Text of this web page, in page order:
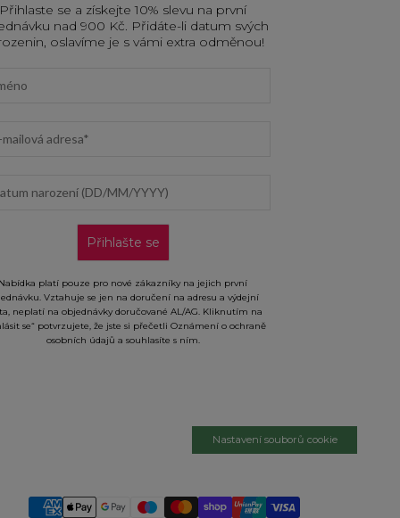
Přihlaste se a získejte 10% slevu na první
nad 900 Kč. Přidáte-li datum svých
oslavíme je s vámi extra odměnou!
Přihlašte se
Nabídka platí pouze pro nové zákazníky na jejich první
Vztahuje se jen na doručení na adresu a výdejní
neplatí na objednávky doručované AL/AG. Kliknutím na
se“ potvrzujete, že jste si přečetli Oznámení o ochraně
osobních údajů a souhlasíte s ním.
Nastavení souborů cookie